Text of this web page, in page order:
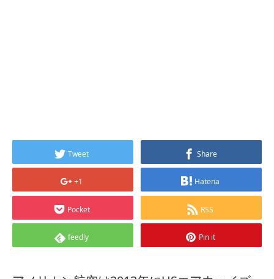
Tweet Share
+1 Hatena
Pocket RSS
feedly Pin it